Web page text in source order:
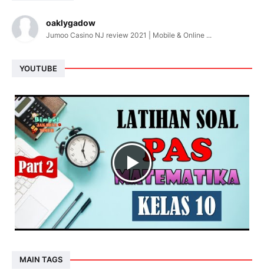
oaklygadow
Jumoo Casino NJ review 2021 | Mobile & Online ...
YOUTUBE
MAIN TAGS